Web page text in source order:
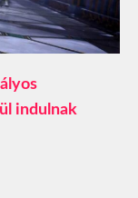
indulnak